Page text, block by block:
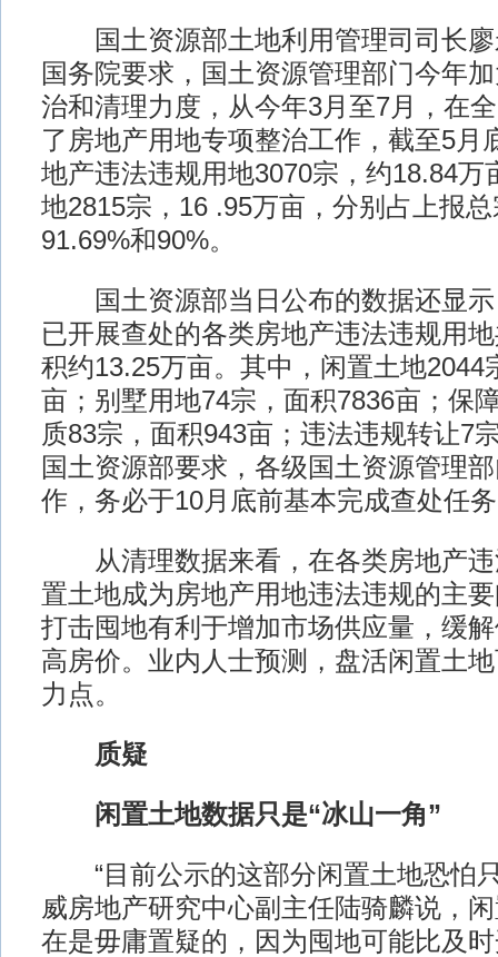
国土资源部土地利用管理司司长廖
国务院要求，国土资源管理部门今年
治和清理力度，从今年3月至7月，在
了房地产用地专项整治工作，截至5月
地产违法违规用地3070宗，约18.84万
地2815宗，16 .95万亩，分别占上报
91.69%和90%。
国土资源部当日公布的数据还显示
已开展查处的各类房地产违法违规用
积约13.25万亩。其中，闲置土地2044
亩；别墅用地74宗，面积7836亩；保
质83宗，面积943亩；违法违规转让7
国土资源部要求，各级国土资源管理
作，务必于10月底前基本完成查处任
从清理数据来看，在各类房地产违
置土地成为房地产用地违法违规的主
打击囤地有利于增加市场供应量，缓
高房价。业内人士预测，盘活闲置土
力点。
质疑
闲置土地数据只是“冰山一角”
“目前公示的这部分闲置土地恐怕
威房地产研究中心副主任陆骑麟说，
在是毋庸置疑的，因为囤地可能比及